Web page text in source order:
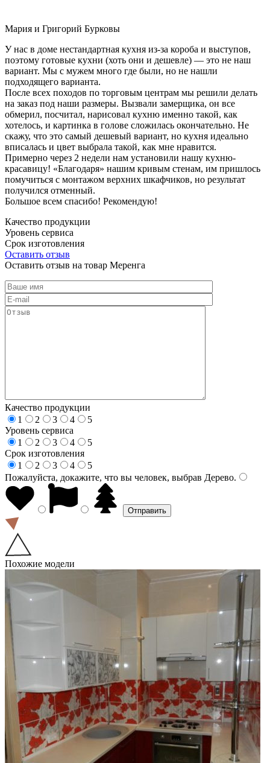
Мария и Григорий Бурковы
У нас в доме нестандартная кухня из-за короба и выступов,
поэтому готовые кухни (хоть они и дешевле) — это не наш
вариант. Мы с мужем много где были, но не нашли
подходящего варианта.
После всех походов по торговым центрам мы решили делать
на заказ под наши размеры. Вызвали замерщика, он все
обмерил, посчитал, нарисовал кухню именно такой, как
хотелось, и картинка в голове сложилась окончательно. Не
скажу, что это самый дешевый вариант, но кухня идеально
вписалась и цвет выбрала такой, как мне нравится.
Примерно через 2 недели нам установили нашу кухню-
красавицу! «Благодаря» нашим кривым стенам, им пришлось
помучиться с монтажом верхних шкафчиков, но результат
получился отменный.
Большое всем спасибо! Рекомендую!
Качество продукции
Уровень сервиса
Срок изготовления
Оставить отзыв
Оставить отзыв на товар Меренга
Качество продукции
1
2 3 4
5
Уровень сервиса
1
2 3 4
5
Срок изготовления
1
2 3 4
5
Пожалуйста, докажите, что вы человек, выбрав Дерево.
Похожие модели